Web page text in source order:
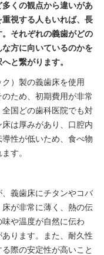
くの観点から違いがあ
視する人もいれば、長
それぞれの義歯がどの
方に向いているのかを
と繋がります。
）製の義歯床を使用
ため、初期費用が非常
国どの歯科医院でも対
は厚みがあり、口腔内
性が低いため、食べ物
す。
義歯床にチタンやコバ
が非常に薄く、熱の伝
や温度が自然に伝わ
ります。また、耐久性
際の安定性が高いこと